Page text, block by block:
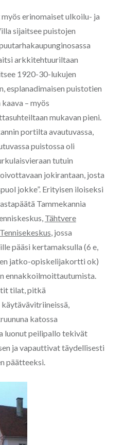
erinomaiset ulkoilu- ja
sijaitsee puistojen
arkkitehtuuriltaan
1920-30-lukujen
esplanadimaisen puistotien
– myös
mukavan pieni.
portilta avautuvassa,
puistossa oli
tutuin
jokirantaan, josta
jokke”. Erityisen iloiseksi
Tammekannia
Tähtvere
, jossa
pääsi kertamaksulla (6 e,
jatko-opiskelijakortti ok)
ennakkoilmoittautumista.
tilat, pitkä
katossa
luonut peilipallo tekivät
ja vapauttivat täydellisesti
päätteeksi.